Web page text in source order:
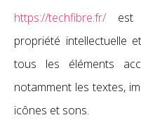
https://techfibre.fr/ est
propriété intellectuelle
tous les éléments
notamment les textes,
icônes et sons.